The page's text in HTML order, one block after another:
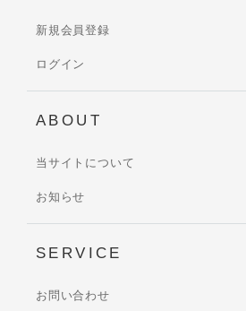
新規会員登録
ログイン
ABOUT
当サイトについて
お知らせ
SERVICE
お問い合わせ